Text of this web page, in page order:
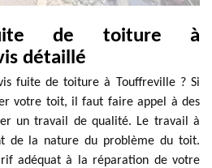
fuite de toiture à
détaillé
fuite de toiture à Touffreville ? Si
votre toit, il faut faire appel à des
un travail de qualité. Le travail à
de la nature du problème du toit.
adéquat à la réparation de votre